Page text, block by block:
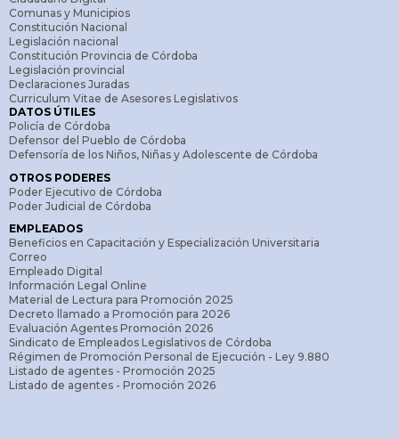
Comunas y Municipios
Constitución Nacional
Legislación nacional
Constitución Provincia de Córdoba
Legislación provincial
Declaraciones Juradas
Curriculum Vitae de Asesores Legislativos
DATOS ÚTILES
Policía de Córdoba
Defensor del Pueblo de Córdoba
Defensoría de los Niños, Niñas y Adolescente de Córdoba
OTROS PODERES
Poder Ejecutivo de Córdoba
Poder Judicial de Córdoba
EMPLEADOS
Beneficios en Capacitación y Especialización Universitaria
Correo
Empleado Digital
Información Legal Online
Material de Lectura para Promoción 2025
Decreto llamado a Promoción para 2026
Evaluación Agentes Promoción 2026
Sindicato de Empleados Legislativos de Córdoba
Régimen de Promoción Personal de Ejecución - Ley 9.880
Listado de agentes - Promoción 2025
Listado de agentes - Promoción 2026